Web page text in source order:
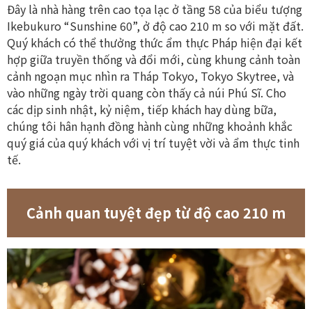
Đây là nhà hàng trên cao tọa lạc ở tầng 58 của biểu tượng
Ikebukuro “Sunshine 60”, ở độ cao 210 m so với mặt đất.
Quý khách có thể thưởng thức ẩm thực Pháp hiện đại kết
hợp giữa truyền thống và đổi mới, cùng khung cảnh toàn
cảnh ngoạn mục nhìn ra Tháp Tokyo, Tokyo Skytree, và
vào những ngày trời quang còn thấy cả núi Phú Sĩ. Cho
các dịp sinh nhật, kỷ niệm, tiếp khách hay dùng bữa,
chúng tôi hân hạnh đồng hành cùng những khoảnh khắc
quý giá của quý khách với vị trí tuyệt vời và ẩm thực tinh
tế.
Cảnh quan tuyệt đẹp từ độ cao 210 m